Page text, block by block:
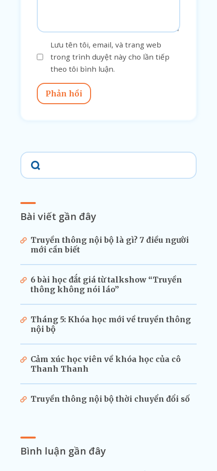
Lưu tên tôi, email, và trang web
trong trình duyệt này cho lần tiếp
theo tôi bình luận.
Phản hồi
Bài viết gần đây
Truyền thông nội bộ là gì? 7 điều người
mới cần biết
6 bài học đắt giá từ talkshow “Truyền
thông không nói láo”
Tháng 5: Khóa học mới về truyền thông
nội bộ
Cảm xúc học viên về khóa học của cô
Thanh Thanh
Truyền thông nội bộ thời chuyển đổi số
Bình luận gần đây